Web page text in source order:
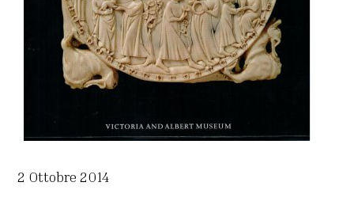
2 Ottobre 2014